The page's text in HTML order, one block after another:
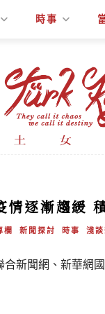
時事
情逐漸趨緩
欄 新聞探討 時事 淺談
合新聞網、新華網